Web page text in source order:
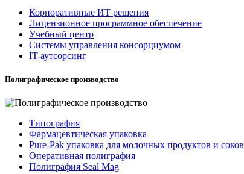
Корпоративные ИТ решения
Лицензионное программное обеспечение
Учебный центр
Системы управления консорциумом
IT-аутсорсинг
Полиграфическое производство
Типография
Фармацевтическая упаковка
Pure-Pak упаковка для молочных продуктов и соков
Оперативная полиграфия
Полиграфия Seal Mag